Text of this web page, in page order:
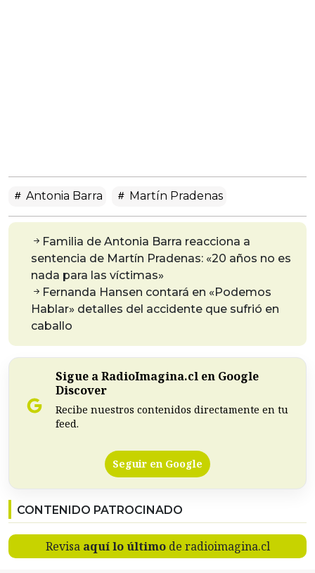
Antonia Barra Martín Pradenas
Familia de Antonia Barra reacciona a
sentencia de Martín Pradenas: «20 años no es
nada para las víctimas»
Fernanda Hansen contará en «Podemos
Hablar» detalles del accidente que sufrió en
caballo
Sigue a RadioImagina.cl en Google
Discover
Recibe nuestros contenidos directamente en tu
feed.
Seguir en Google
CONTENIDO PATROCINADO
Revisa aquí lo últimode radioimagina.cl